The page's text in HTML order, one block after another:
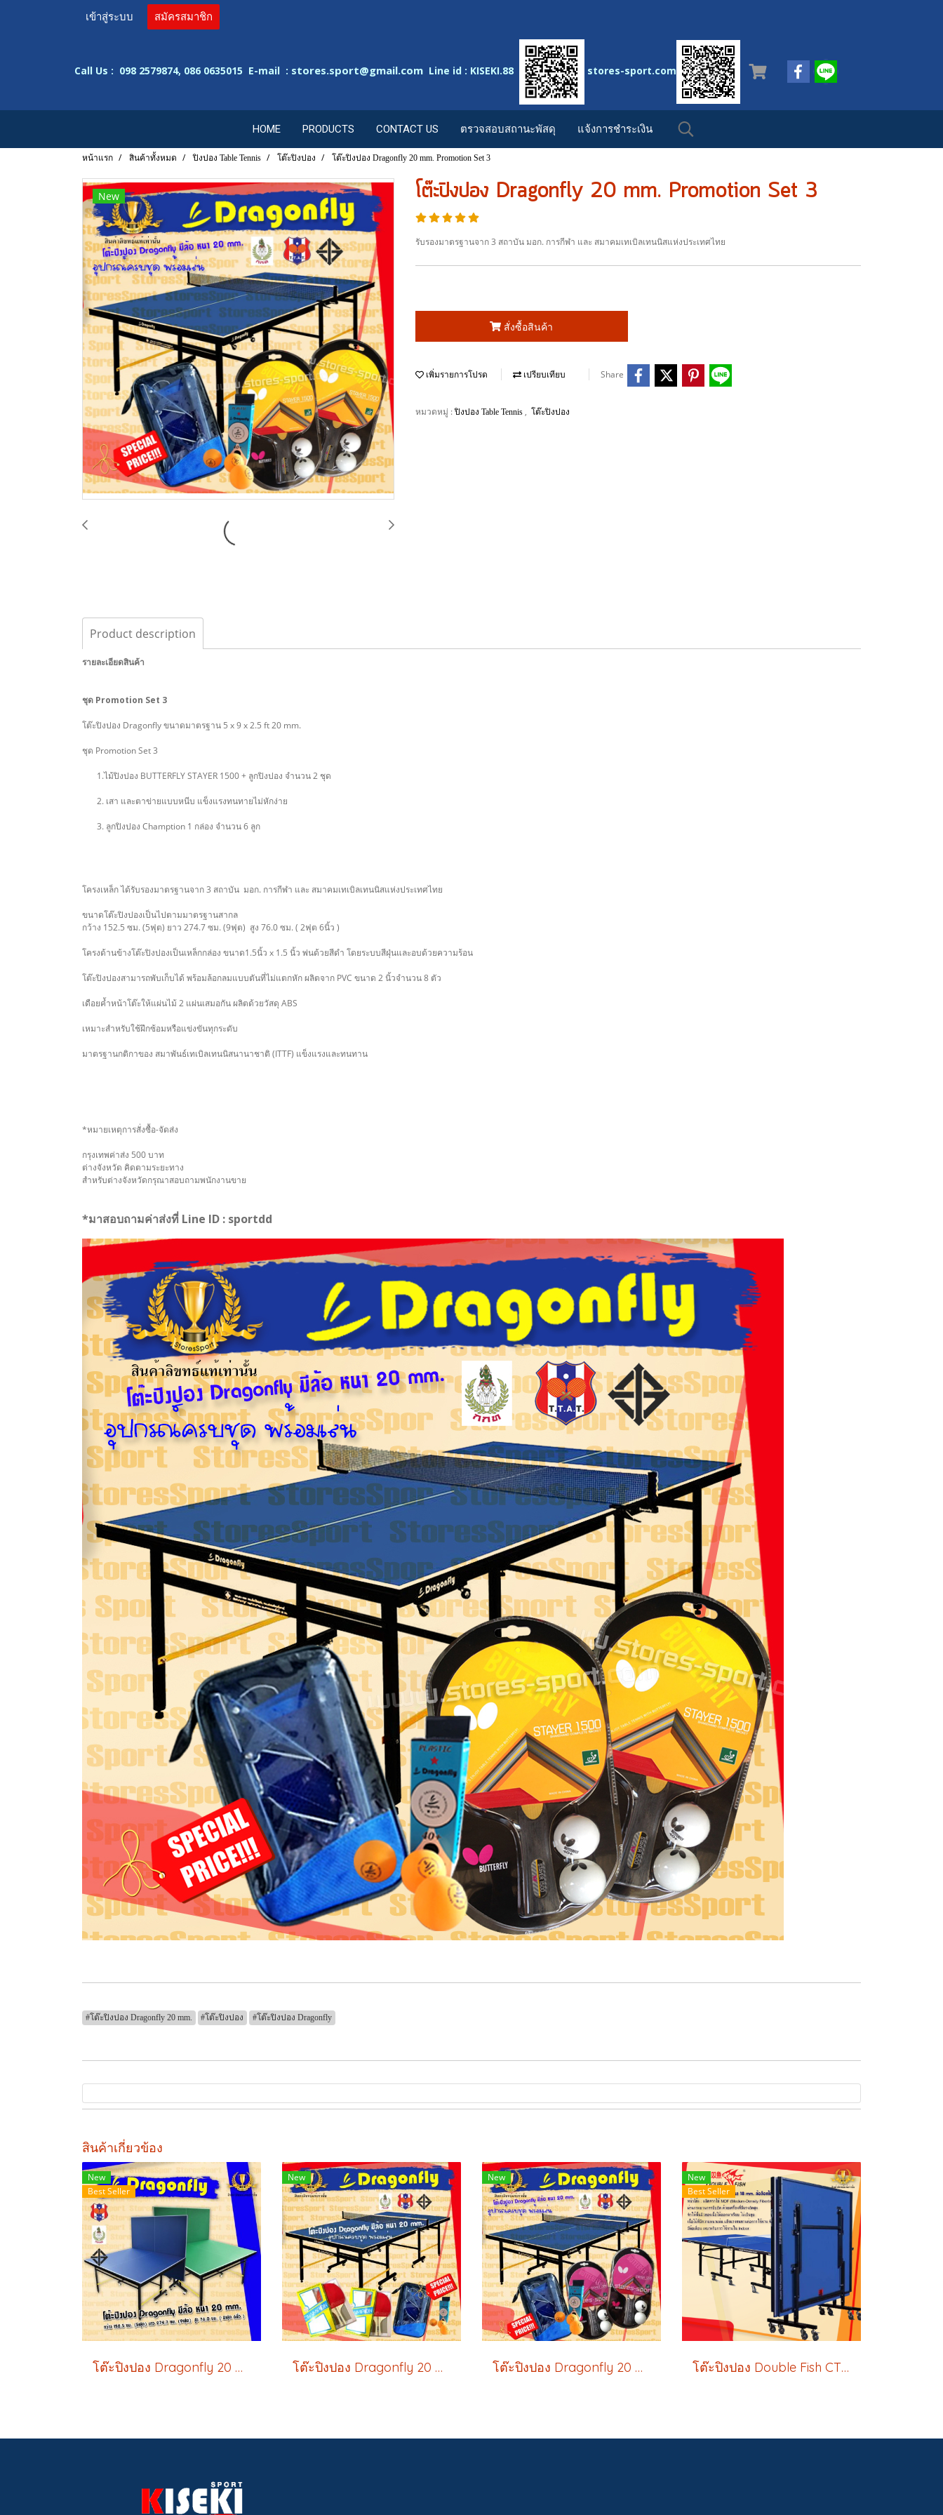
เข้าสู่ระบบ สมัครสมาชิก
Call Us : 098 2579874, 086 0635015 E-mail : stores.sport@gmail.com Line id : KISEKI.88 stores-sport.com
HOME PRODUCTS CONTACT US ตรวจสอบสถานะพัสดุ แจ้งการชำระเงิน
หน้าแรก สินค้าทั้งหมด ปิงปอง Table Tennis โต๊ะปิงปอง โต๊ะปิงปอง Dragonfly 20 mm. Promotion Set 3
New โต๊ะปิงปอง Dragonfly 20 mm. Promotion Set 3
รับรองมาตรฐานจาก 3 สถาบัน มอก. การกีฬา และ สมาคมเทเบิลเทนนิสแห่งประเทศไทย
สั่งซื้อสินค้า
เพิ่มรายการโปรด เปรียบเทียบ Share
หมวดหมู่ :ปิงปอง Table Tennis , โต๊ะปิงปอง
Product description
รายละเอียดสินค้า
ชุด Promotion Set 3
โต๊ะปิงปอง Dragonfly ขนาดมาตรฐาน 5 x 9 x 2.5 ft 20 mm.
ชุด Promotion Set 3
1.ไม้ปิงปอง BUTTERFLY STAYER 1500 + ลูกปิงปอง จำนวน 2 ชุด
2. เสา และตาข่ายแบบหนีบ แข็งแรงทนทายไม่หักง่าย
3. ลูกปิงปอง Chamption 1 กล่อง จำนวน 6 ลูก
โครงเหล็ก ได้รับรองมาตรฐานจาก 3 สถาบัน มอก. การกีฬา และ สมาคมเทเบิลเทนนิสแห่งประเทศไทย
ขนาดโต๊ะปิงปองเป็นไปตามมาตรฐานสากล
กว้าง 152.5 ซม. (5ฟุต) ยาว 274.7 ซม. (9ฟุต) สูง 76.0 ซม. ( 2ฟุต 6นิ้ว )
โครงด้านข้างโต๊ะปิงปองเป็นเหล็กกล่อง ขนาด1.5นิ้ว x 1.5 นิ้ว พ่นด้วยสีดำ โดยระบบสีฝุ่นและอบด้วยความร้อน
โต๊ะปิงปองสามารถพับเก็บได้ พร้อมล้อกลมแบบตันที่ไม่แตกหัก ผลิตจาก PVC ขนาด 2 นิ้วจำนวน 8 ตัว
เดือยค้ำหน้าโต๊ะให้แผ่นไม้ 2 แผ่นเสมอกัน ผลิตด้วยวัสดุ ABS
เหมาะสำหรับใช้ฝึกซ้อมหรือแข่งขันทุกระดับ
มาตรฐานกติกาของ สมาพันธ์เทเบิลเทนนิสนานาชาติ (ITTF) แข็งแรงและทนทาน
*หมายเหตุการสั่งซื้อ-จัดส่ง
กรุงเทพค่าส่ง 500 บาท
ต่างจังหวัด คิดตามระยะทาง
สำหรับต่างจังหวัดกรุณาสอบถามพนักงานขาย
*มาสอบถามค่าส่งที่ Line ID : sportdd
#โต๊ะปิงปอง Dragonfly 20 mm. #โต๊ะปิงปอง #โต๊ะปิงปอง Dragonfly
สินค้าเกี่ยวข้อง
New
Best Seller
โต๊ะปิงปอง Dragonfly 20 mm.
New
โต๊ะปิงปอง Dragonfly 20 mm. ฟรี ของแถมพิเศษ 4 รายการ
New
โต๊ะปิงปอง Dragonfly 20 mm. Promotion Set 2
New
Best Seller
โต๊ะปิงปอง Double Fish CT-1800 MDF 18 MM: คุณภาพระดับมืออาชีพมาตรฐานสากล